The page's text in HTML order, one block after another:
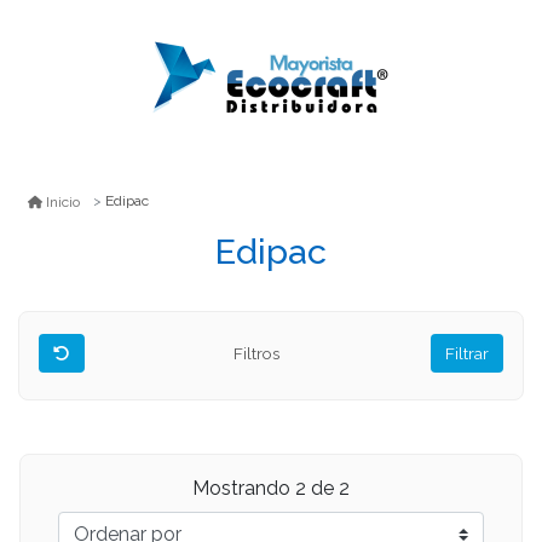
Inicio Edipac
Edipac
Filtros Filtrar
Mostrando 2 de 2